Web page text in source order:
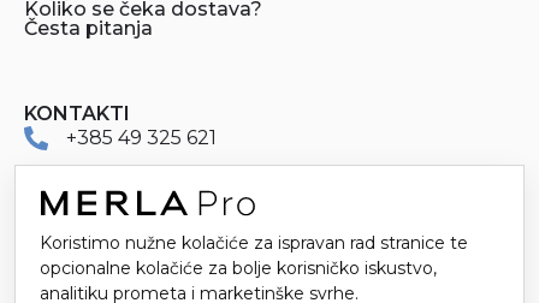
Koliko se čeka dostava?
Česta pitanja
KONTAKTI
+385 49 325 621
merlapro@merla.hr
Dr. Stanka Pinjuha 16
49214 Veliko Trgovišće
Koristimo nužne kolačiće za ispravan rad stranice te
opcionalne kolačiće za bolje korisničko iskustvo,
analitiku prometa i marketinške svrhe.